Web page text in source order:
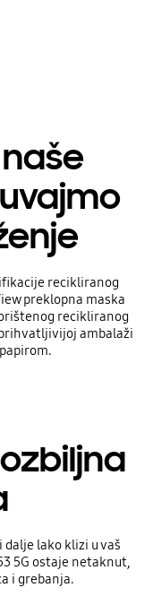
recikliranog
preklopna maska
recikliranog
ambalaži
lako klizi u vaš
5G ostaje netaknut,
i grebanja.